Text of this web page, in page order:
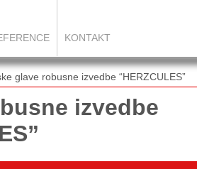
KONTAKT
glave robusne izvedbe “HERZCULES”
izvedbe